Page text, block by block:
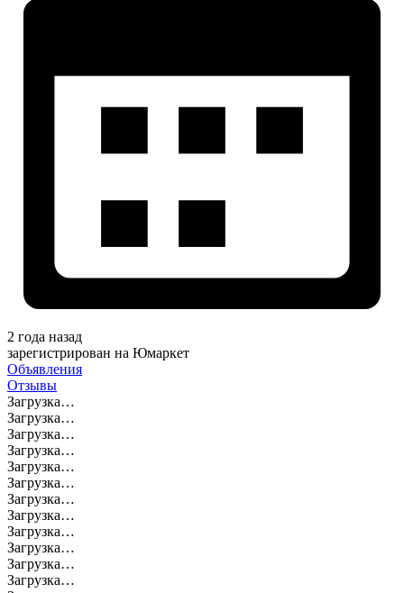
2 года назад
зарегистрирован на Юмаркет
Объявления
Отзывы
Загрузка…
Загрузка…
Загрузка…
Загрузка…
Загрузка…
Загрузка…
Загрузка…
Загрузка…
Загрузка…
Загрузка…
Загрузка…
Загрузка…